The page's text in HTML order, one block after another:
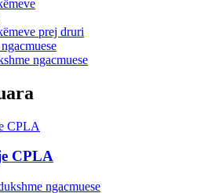
prej druri
ngacmuese
CPLA